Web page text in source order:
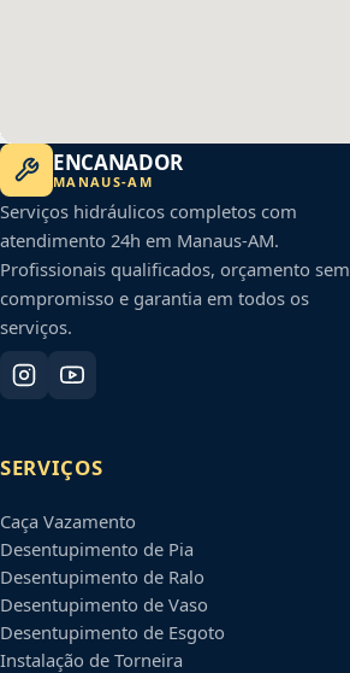
ENCANADOR
MANAUS-AM
Serviços hidráulicos completos com
atendimento 24h em Manaus-AM.
Profissionais qualificados, orçamento sem
compromisso e garantia em todos os
serviços.
SERVIÇOS
Caça Vazamento
Desentupimento de Pia
Desentupimento de Ralo
Desentupimento de Vaso
Desentupimento de Esgoto
Instalação de Torneira